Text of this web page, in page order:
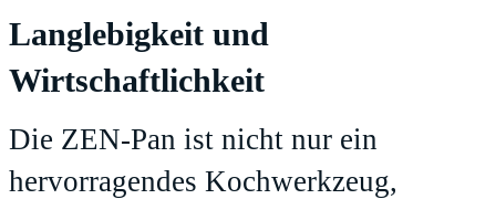
Langlebigkeit und
Wirtschaftlichkeit
Die ZEN-Pan ist nicht nur ein
hervorragendes Kochwerkzeug,